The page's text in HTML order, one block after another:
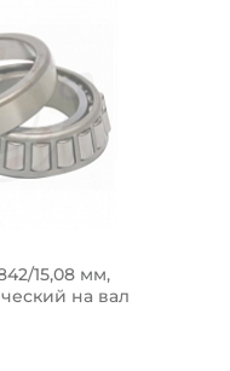
15,08 мм,
на вал